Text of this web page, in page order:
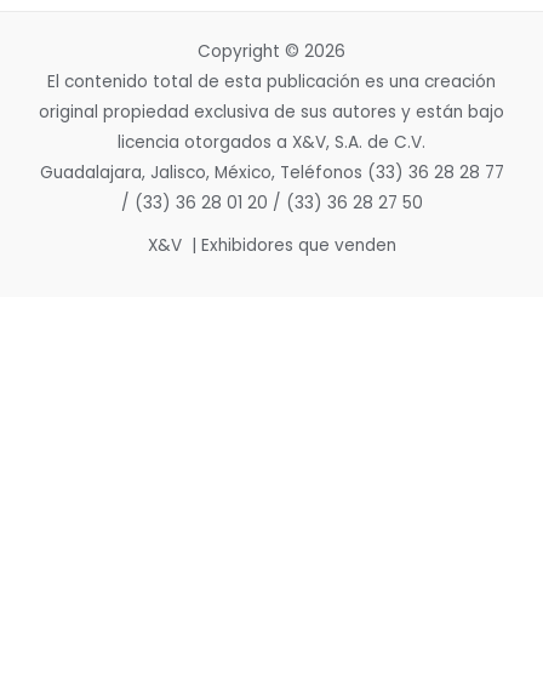
Copyright © 2026
El contenido total de esta publicación es una creación
original propiedad exclusiva de sus autores y están bajo
licencia otorgados a X&V, S.A. de C.V.
Guadalajara, Jalisco, México, Teléfonos (33) 36 28 28 77
/ (33) 36 28 01 20 / (33) 36 28 27 50
X&V | Exhibidores que venden